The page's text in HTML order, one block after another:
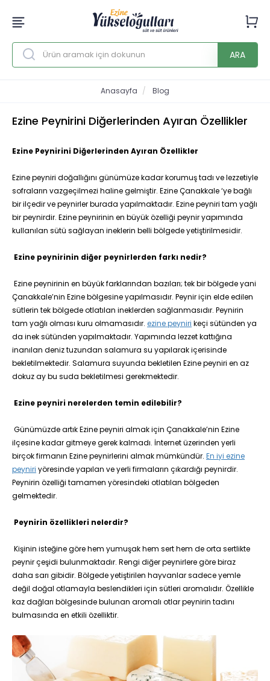
ARA
Anasayfa Blog
Ezine Peynirini Diğerlerinden Ayıran Özellikler
Ezine Peynirini Diğerlerinden Ayıran Özellikler
Ezine peyniri doğallığını günümüze kadar korumuş tadı ve lezzetiyle
sofraların vazgeçilmezi haline gelmiştir. Ezine Çanakkale ‘ye bağlı
bir ilçedir ve peynirler burada yapılmaktadır. Ezine peyniri tam yağlı
bir peynirdir. Ezine peynirinin en büyük özelliği peynir yapımında
kullanılan sütü sağlayan ineklerin belli bölgede yetiştirilmesidir.
Ezine peynirinin diğer peynirlerden farkı nedir?
Ezine peynirinin en büyük farklarından bazıları; tek bir bölgede yani
Çanakkale’nin Ezine bölgesine yapılmasıdır. Peynir için elde edilen
sütlerin tek bölgede otlatılan ineklerden sağlanmasıdır. Peynirin
tam yağlı olması kuru olmamasıdır. ezine peyniri keçi sütünden ya
da inek sütünden yapılmaktadır. Yapımında lezzet kattığına
inanılan deniz tuzundan salamura su yapılarak içerisinde
bekletilmektedir. Salamura suyunda bekletilen Ezine peyniri en az
dokuz ay bu suda bekletilmesi gerekmektedir.
Ezine peyniri nerelerden temin edilebilir?
Günümüzde artık Ezine peyniri almak için Çanakkale’nin Ezine
ilçesine kadar gitmeye gerek kalmadı. İnternet üzerinden yerli
birçok firmanın Ezine peynirlerini almak mümkündür. En iyi ezine
peyniri yöresinde yapılan ve yerli firmaların çıkardığı peynirdir.
Peynirin özelliği tamamen yöresindeki otlatılan bölgeden
gelmektedir.
Peynirin özellikleri nelerdir?
Kişinin isteğine göre hem yumuşak hem sert hem de orta sertlikte
peynir çeşidi bulunmaktadır. Rengi diğer peynirlere göre biraz
daha sarı gibidir. Bölgede yetiştirilen hayvanlar sadece yemle
değil doğal otlamayla beslendikleri için sütleri aromalıdır. Özellikle
kaz dağları bölgesinde bulunan aromalı otlar peynirin tadını
bulmasında en etkili özelliktir.